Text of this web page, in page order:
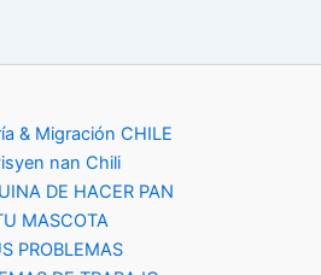
& Migración CHILE
nan Chili
DE HACER PAN
MASCOTA
PROBLEMAS